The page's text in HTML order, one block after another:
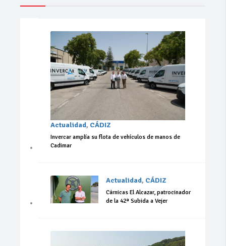
Actualidad, CÁDIZ
Invercar amplía su flota de vehículos de manos de
Cadimar
Actualidad, CÁDIZ
Cárnicas El Alcazar, patrocinador
de la 42ª Subida a Vejer